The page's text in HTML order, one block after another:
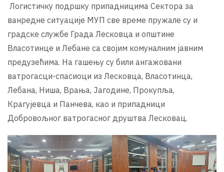
Логистичку подршку припадницима Сектора за
ванредне ситуације МУП све време пружале су и
градске службе Града Лесковца и општине
Власотинце и Лебане са својим комуналним јавним
предузећима. На гашењу су били ангажовани
ватрогасци-спасиоци из Лесковца, Власотинца,
Лебана, Ниша, Врања, Јагодине, Прокупља,
Крагујевца и Панчева, као и припадници
Добровољног ватрогасног друштва Лесковац.